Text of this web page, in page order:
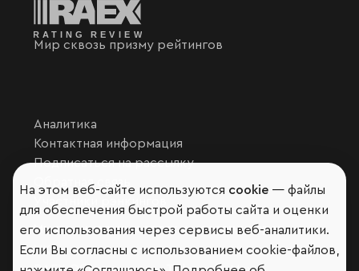
Мир сквозь призму рейтингов
Аналитика
Контактная информация
Подписаться на рассылку
Обратная связь
Участники рэнкингов
Мы в социальных сетях и мессенджерах
VK
На этом веб-сайте используются cookie — файлы
для обеспечения быстрой работы сайта и оценки
его использования через сервисы веб-аналитики.
Если Вы согласны с использованием cookie-файлов,